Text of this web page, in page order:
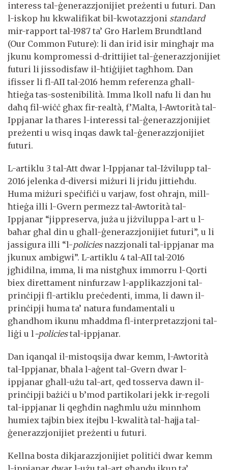
interess tal-ġenerazzjonijiet preżenti u futuri. Dan
l-iskop hu kkwalifikat bil-kwotazzjoni standard
mir-rapport tal-1987 ta’ Gro Harlem Brundtland
(Our Common Future): li dan irid isir mingħajr ma
jkunu kompromessi d-drittijiet tal-ġenerazzjonijiet
futuri li jissodisfaw il-ħtiġijiet tagħhom. Dan
ifisser li fl-AII tal-2016 hemm referenza għall-
ħtieġa tas-sostenibilità. Imma lkoll nafu li dan hu
daħq fil-wiċċ għax fir-realtà, f’Malta, l-Awtorità tal-
Ippjanar la tħares l-interessi tal-ġenerazzjonijiet
preżenti u wisq inqas dawk tal-ġenerazzjonijiet
futuri.
L-artiklu 3 tal-Att dwar l-Ippjanar tal-Iżvilupp tal-
2016 jelenka d-diversi miżuri li jridu jittieħdu.
Huma miżuri speċifiċi u varjaw, fost oħrajn, mill-
ħtieġa illi l-Gvern permezz tal-Awtorità tal-
Ippjanar “jippreserva, juża u jiżviluppa l-art u l-
baħar għal din u għall-ġenerazzjonijiet futuri”, u li
jassigura illi “l-policiesnazzjonali tal-ippjanar ma
jkunux ambigwi”. L-artiklu 4 tal-AII tal-2016
jgħidilna, imma, li ma nistgħux immorru l-Qorti
biex direttament ninfurzaw l-applikazzjoni tal-
prinċipji fl-artiklu preċedenti, imma, li dawn il-
prinċipji huma ta’ natura fundamentali u
għandhom ikunu mħaddma fl-interpretazzjoni tal-
liġi u l-policiestal-ippjanar.
Dan iqanqal il-mistoqsija dwar kemm, l-Awtorità
tal-Ippjanar, bħala l-aġent tal-Gvern dwar l-
ippjanar għall-użu tal-art, qed tosserva dawn il-
prinċipji bażiċi u b’mod partikolari jekk ir-regoli
tal-ippjanar li qegħdin nagħmlu użu minnhom
humiex tajbin biex itejbu l-kwalità tal-ħajja tal-
ġenerazzjonijiet preżenti u futuri.
Kellna bosta dikjarazzjonijiet politiċi dwar kemm